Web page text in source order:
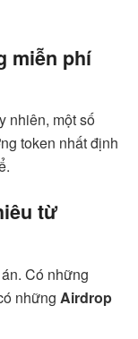
miễn phí
nhiên, một số
token nhất định
từ
Có những
những Airdrop